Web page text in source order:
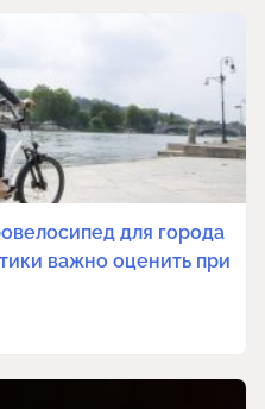
для города
важно оценить при